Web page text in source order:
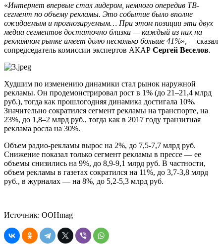
«Интернет впервые стал лидером, немного опередив ТВ-
сегмент по объему рекламы. Это событие было вполне
ожидаемым и прогнозируемым… При этом позиции эти двух
медиа сегментов достаточно близки — каждый из них на
рекламном рынке имеет долю несколько больше 41%»,— сказал
сопредседатель комиссии экспертов АКАР Сергей Веселов.
Худшим по изменению динамики стал рынок наружной
рекламы. Он продемонстрировал рост в 1% (до 21–21,4 млрд
руб.), тогда как прошлогодняя динамика достигала 10%.
Значительно сократился сегмент рекламы на транспорте, на
23%, до 1,8–2 млрд руб., тогда как в 2017 году транзитная
реклама росла на 30%.
Объем радио-рекламы вырос на 2%, до 7,5-7,7 млрд руб.
Снижение показал только сегмент рекламы в прессе — ее
объемы снизились на 9%, до 8,9-9,1 млрд руб. В частности,
объем рекламы в газетах сократился на 11%, до 3,7-3,8 млрд
руб., в журналах — на 8%, до 5,2-5,3 млрд руб.
Источник: OOHmag